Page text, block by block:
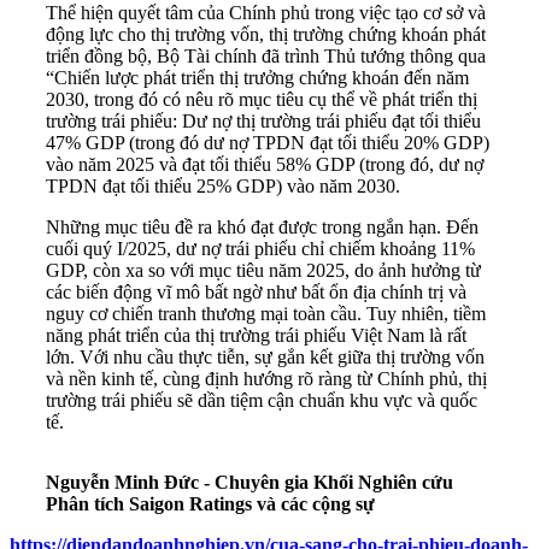
Thể hiện quyết tâm của Chính phủ trong việc tạo cơ sở và
động lực cho thị trường vốn, thị trường chứng khoán phát
triển đồng bộ, Bộ Tài chính đã trình Thủ tướng thông qua
“Chiến lược phát triển thị trưởng chứng khoán đến năm
2030, trong đó có nêu rõ mục tiêu cụ thể về phát triển thị
trường trái phiếu: Dư nợ thị trường trái phiếu đạt tối thiểu
47% GDP (trong đó dư nợ TPDN đạt tối thiểu 20% GDP)
vào năm 2025 và đạt tối thiểu 58% GDP (trong đó, dư nợ
TPDN đạt tối thiểu 25% GDP) vào năm 2030.
Những mục tiêu đề ra khó đạt được trong ngắn hạn. Đến
cuối quý I/2025, dư nợ trái phiếu chỉ chiếm khoảng 11%
GDP, còn xa so với mục tiêu năm 2025, do ảnh hưởng từ
các biến động vĩ mô bất ngờ như bất ổn địa chính trị và
nguy cơ chiến tranh thương mại toàn cầu. Tuy nhiên, tiềm
năng phát triển của thị trường trái phiếu Việt Nam là rất
lớn. Với nhu cầu thực tiễn, sự gắn kết giữa thị trường vốn
và nền kinh tế, cùng định hướng rõ ràng từ Chính phủ, thị
trường trái phiếu sẽ dần tiệm cận chuẩn khu vực và quốc
tế.
Nguyễn Minh Đức - Chuyên gia Khối Nghiên cứu
Phân tích Saigon Ratings và các cộng sự
https://diendandoanhnghiep.vn/cua-sang-cho-trai-phieu-doanh-